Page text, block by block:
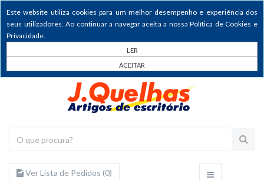
Este website utiliza cookies para um melhor desempenho e experiência dos
seus utilizadores. Ao continuar a navegar aceita a nossa Política de Cookies e
Privacidade.
LER
ACEITAR
Ver Lista de Pedidos (0)